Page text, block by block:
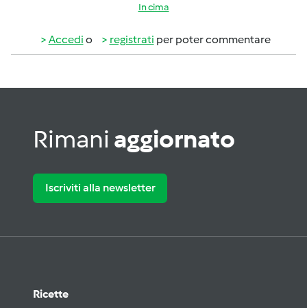
In cima
Accedi o registrati per poter commentare
Rimani aggiornato
Iscriviti alla newsletter
Ricette